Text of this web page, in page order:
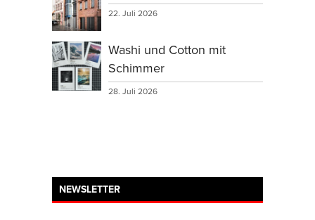
22. Juli 2026
Washi und Cotton mit
Schimmer
28. Juli 2026
NEWSLETTER